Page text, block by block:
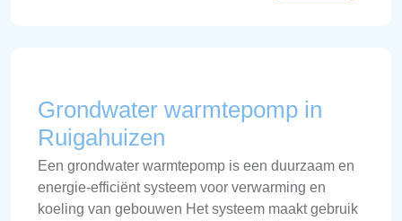
Grondwater warmtepomp in
Ruigahuizen
Een grondwater warmtepomp is een duurzaam en
energie-efficiënt systeem voor verwarming en
koeling van gebouwen Het systeem maakt gebruik